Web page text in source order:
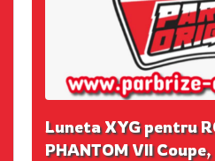
Luneta XYG pentru
PHANTOM VII